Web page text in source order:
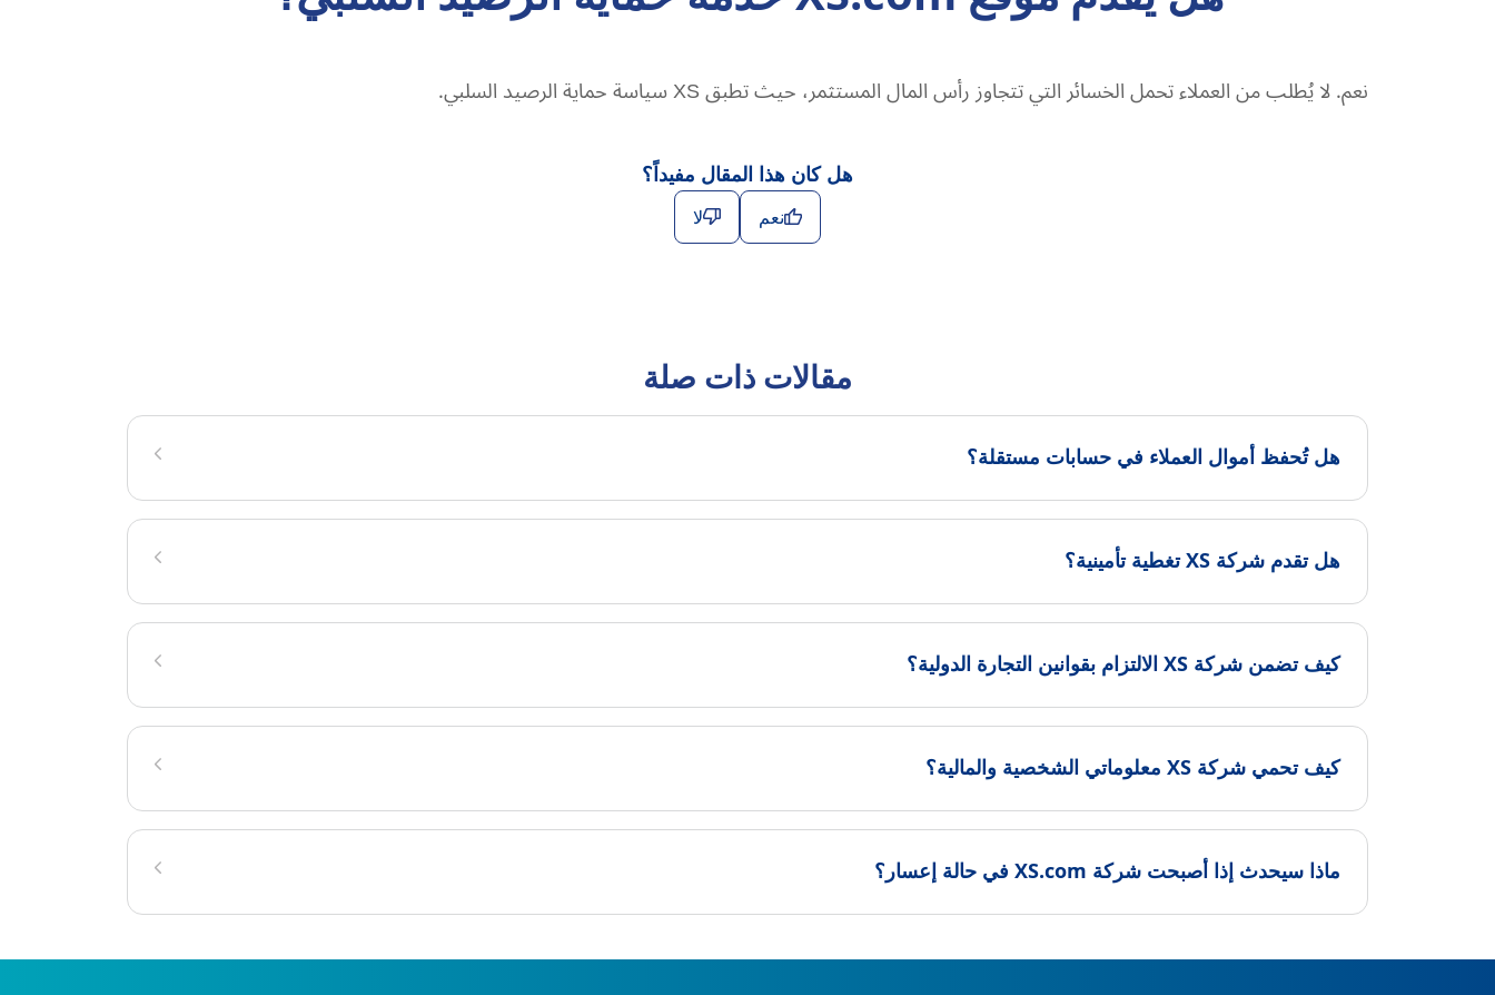
نعم. لا يُطلب من العملاء تحمل الخسائر التي تتجاوز رأس المال المستثمر، حيث تطبق XS سياسة حماية الرصيد السلبي.
هل كان هذا المقال مفيداً؟
نعم لا
مقالات ذات صلة
هل تُحفظ أموال العملاء في حسابات مستقلة؟
هل تقدم شركة XS تغطية تأمينية؟
كيف تضمن شركة XS الالتزام بقوانين التجارة الدولية؟
كيف تحمي شركة XS معلوماتي الشخصية والمالية؟
ماذا سيحدث إذا أصبحت شركة XS.com في حالة إعسار؟